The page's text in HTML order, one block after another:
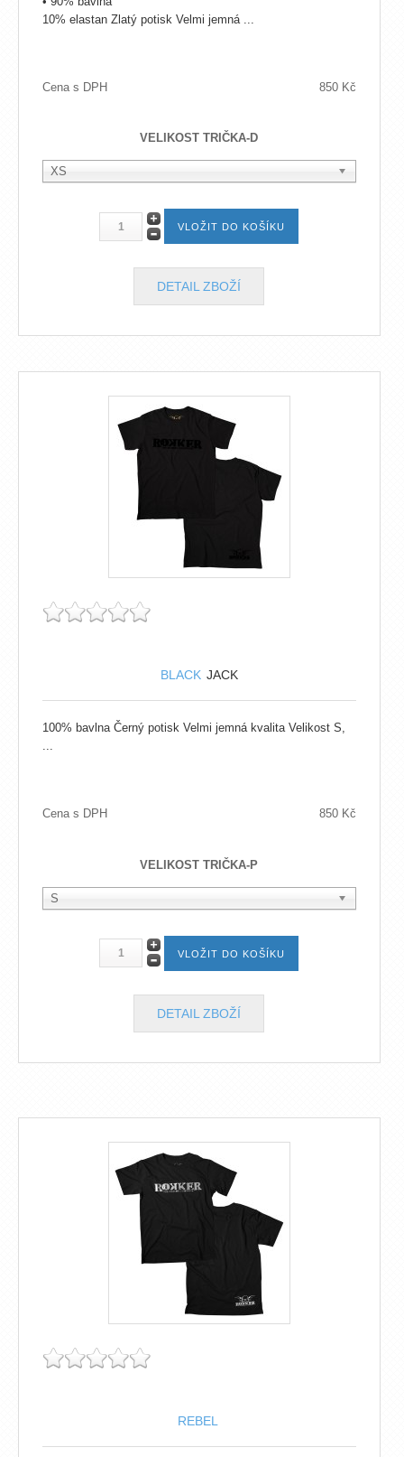
10% elastan Zlatý potisk Velmi jemná ...
Cena s DPH 850 Kč
VELIKOST TRIČKA-D
XS
DETAIL ZBOŽÍ
BLACK JACK
100% bavlna Černý potisk Velmi jemná kvalita Velikost S,
...
Cena s DPH 850 Kč
VELIKOST TRIČKA-P
S
DETAIL ZBOŽÍ
REBEL